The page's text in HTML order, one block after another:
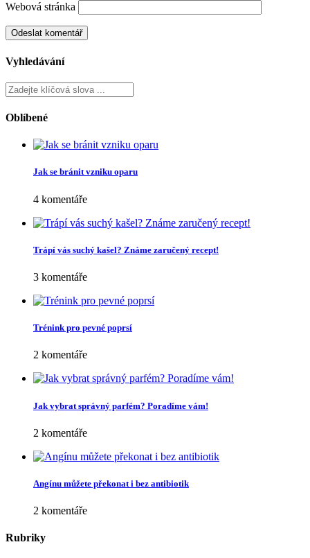
Webová stránka
Vyhledávání
Oblíbené
Jak se bránit vzniku oparu
4 komentáře
Trápí vás suchý kašel? Známe zaručený recept!
3 komentáře
Trénink pro pevné poprsí
2 komentáře
Jak vybrat správný parfém? Poradíme vám!
2 komentáře
Angínu můžete překonat i bez antibiotik
2 komentáře
Rubriky